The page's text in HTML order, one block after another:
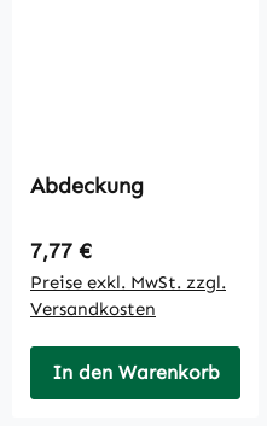
Abdeckung
Regulärer Preis:
7,77 €
Preise exkl. MwSt. zzgl.
Versandkosten
In den Warenkorb